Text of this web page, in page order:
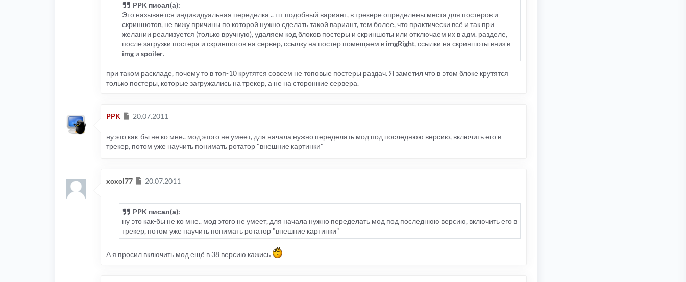
PPK писал(а):
Это называется индивидуальная переделка .. тп-подобный вариант, в трекере определены места для постеров и
скриншотов, не вижу причины по которой нужно сделать такой вариант, тем более, что практически всё и так при
желании реализуется (только вручную), удаляем код блоков постеры и скриншоты или отключаем их в адм. разделе,
после загрузки постера и скриншотов на сервер, ссылку на постер помещаем в imgRight, ссылки на скриншоты вниз в
img и spoiler.
при таком раскладе, почему то в топ-10 крутятся совсем не топовые постеры раздач. Я заметил что в этом блоке крутятся
только постеры, которые загружались на трекер, а не на сторонние сервера.
PPK Сообщение
20.07.2011
ну это как-бы не ко мне.. мод этого не умеет, для начала нужно переделать мод под последнюю версию, включить его в
трекер, потом уже научить понимать ротатор "внешние картинки"
xoxol77 Сообщение
20.07.2011
PPK писал(а):
ну это как-бы не ко мне.. мод этого не умеет, для начала нужно переделать мод под последнюю версию, включить его в
трекер, потом уже научить понимать ротатор "внешние картинки"
А я просил включить мод ещё в 38 версию кажись